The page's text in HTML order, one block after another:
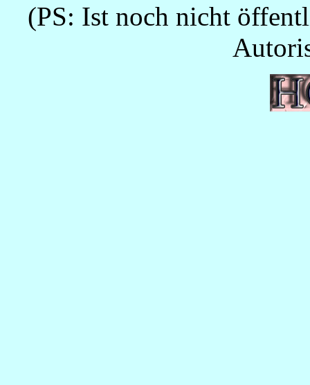
(PS: Ist noch nicht